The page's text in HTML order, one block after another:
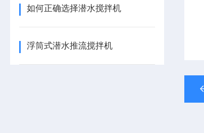
如何正确选择潜水搅拌机
浮筒式潜水推流搅拌机